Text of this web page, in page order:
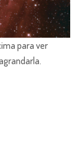
para ver